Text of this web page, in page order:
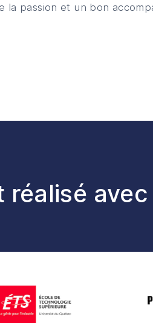
la passion et un bon
réalisé